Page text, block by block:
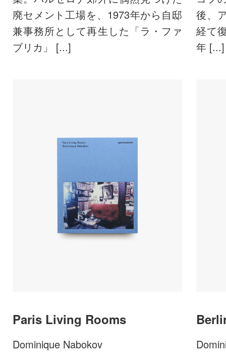
廃セメント工場を、1973年から自邸
兼事務所として再生した「ラ・ファ
ブリカ」 [...]
後、
経て
年 [...]
Paris Living Rooms
Dominique Nabokov